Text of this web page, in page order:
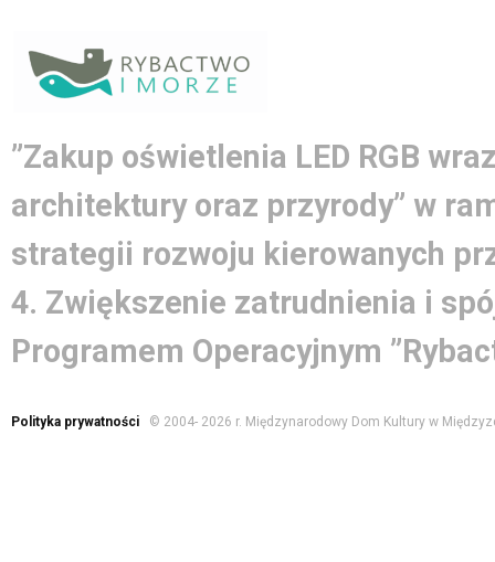
”Zakup oświetlenia LED RGB
architektury oraz przyrody” w
strategii rozwoju kierowanych
4. Zwiększenie zatrudnienia i
Programem Operacyjnym
Polityka prywatności© 2004- 2026 r. Międzynarodowy Dom Kultury w